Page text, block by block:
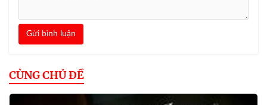
Gửi bình luận
CÙNG CHỦ ĐỀ